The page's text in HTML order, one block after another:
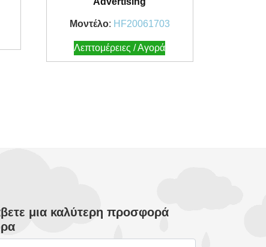
Μοντέλο: HF20061703
Λεπτομέρειες / Αγορά
μια καλύτερη προσφορά